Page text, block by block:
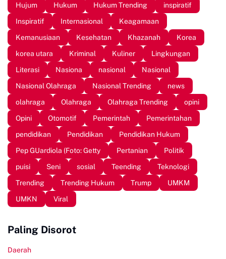
Hujum
Hukum Hukum Trending
inspiratif
Inspiratif
Internasional
Keagamaan
Kemanusiaan
Kesehatan Khazanah
Korea
korea utara
Kriminal Kuliner
Lingkungan
Literasi
Nasiona nasional
Nasional
Nasional Olahraga
Nasional Trending
news
olahraga
Olahraga Olahraga Trending
opini
Opini
Otomotif Pemerintah
Pemerintahan
pendidikan
Pendidikan
Pendidikan Hukum
Pep GUardiola (Foto: Getty
Pertanian
Politik
puisi
Seni sosial Teending
Teknologi
Trending
Trending Hukum Trump
UMKM
UMKN
Viral
Paling Disorot
Daerah